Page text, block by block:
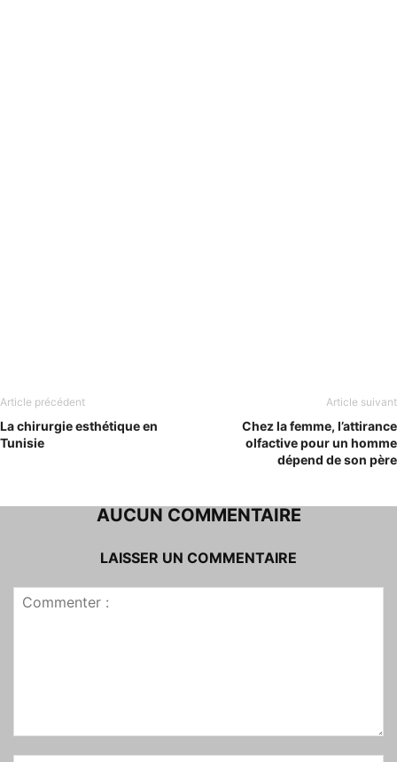
Article précédent
La chirurgie esthétique en
Tunisie
Article suivant
Chez la femme, l’attirance
olfactive pour un homme
dépend de son père
AUCUN COMMENTAIRE
LAISSER UN COMMENTAIRE